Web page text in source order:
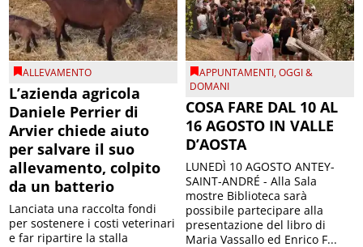
ALLEVAMENTO
L’azienda agricola
Daniele Perrier di
Arvier chiede aiuto
per salvare il suo
allevamento, colpito
da un batterio
Lanciata una raccolta fondi
per sostenere i costi veterinari
e far ripartire la stalla
APPUNTAMENTI,OGGI &
DOMANI
COSA FARE DAL 10 AL
16 AGOSTO IN VALLE
D’AOSTA
LUNEDÌ 10 AGOSTO ANTEY-
SAINT-ANDRÉ - Alla Sala
mostre Biblioteca sarà
possibile partecipare alla
presentazione del libro di
Maria Vassallo ed Enrico F...